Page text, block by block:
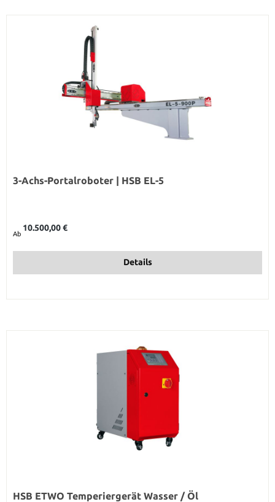
3-Achs-Portalroboter | HSB EL-5
Ab
10.500,00 €
Details
HSB ETWO Temperiergerät Wasser / Öl